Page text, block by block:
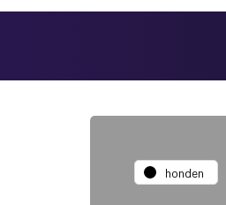
honden